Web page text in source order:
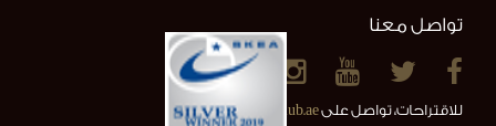
تواصل معنا
للاقتراحات، تواصل علىinfo@alainclub.ae